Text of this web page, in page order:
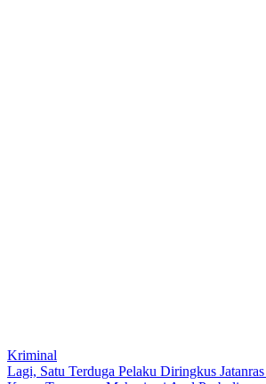
Kriminal
Lagi, Satu Terduga Pelaku Diringkus